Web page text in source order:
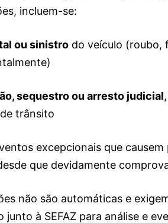
incluem-se:
ou sinistro do veículo (roubo,
sequestro ou arresto judicial
trânsito
excepcionais que
que devidamente
não são automáticas e
junto à SEFAZ para análise e